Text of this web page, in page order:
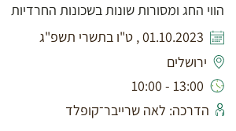
הווי החג ומסורות שונות בשכונות החרדיות
01.10.2023 , ט"ו בתשרי תשפ"ג
ירושלים
13:00 - 10:00
הדרכה: לאה שרייבר־קופלד